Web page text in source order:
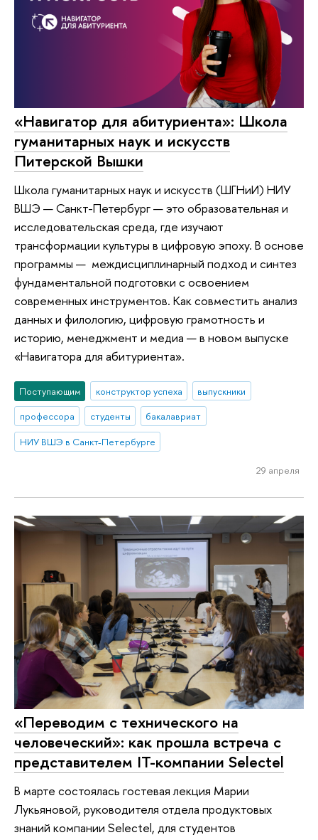
«Навигатор для абитуриента»: Школа
гуманитарных наук и искусств
Питерской Вышки
Школа гуманитарных наук и искусств (ШГНиИ) НИУ
ВШЭ — Санкт-Петербург — это образовательная и
исследовательская среда, где изучают
трансформации культуры в цифровую эпоху. В основе
программы — междисциплинарный подход и синтез
фундаментальной подготовки с освоением
современных инструментов. Как совместить анализ
данных и филологию, цифровую грамотность и
историю, менеджмент и медиа — в новом выпуске
«Навигатора для абитуриента».
Поступающим конструктор успеха
выпускники
профессора
студенты
бакалавриат
НИУ ВШЭ в Санкт-Петербурге
29 апреля
«Переводим с технического на
человеческий»: как прошла встреча с
представителем IT-компании Selectel
В марте состоялась гостевая лекция Марии
Лукьяновой, руководителя отдела продуктовых
знаний компании Selectel, для студентов